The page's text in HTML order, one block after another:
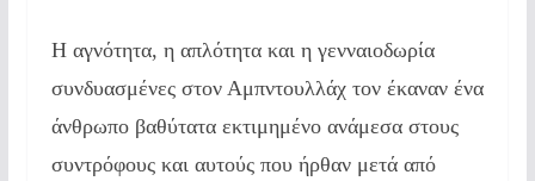
Η αγνότητα, η απλότητα και η γενναιοδωρία
συνδυασμένες στον Αμπντουλλάχ τον έκαναν ένα
άνθρωπο βαθύτατα εκτιμημένο ανάμεσα στους
συντρόφους και αυτούς που ήρθαν μετά από